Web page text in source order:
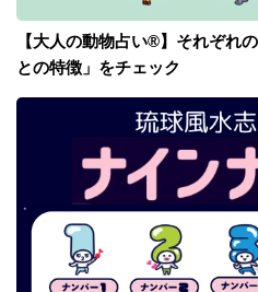
【大人の動物占い®】それぞれ
との特徴」をチェック